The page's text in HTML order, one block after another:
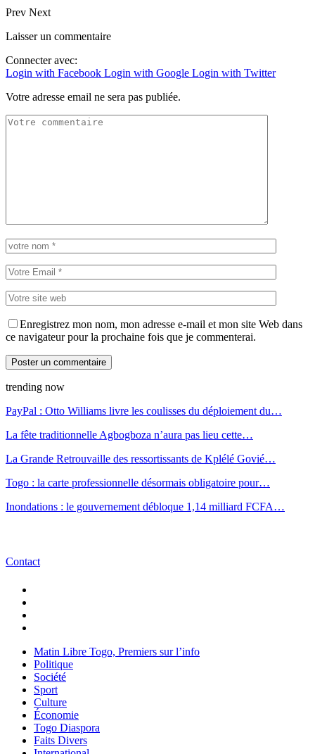
Prev Next
Laisser un commentaire
Connecter avec:
Login with Facebook Login with Google Login with Twitter
Votre adresse email ne sera pas publiée.
Enregistrez mon nom, mon adresse e-mail et mon site Web dans
ce navigateur pour la prochaine fois que je commenterai.
trending now
PayPal : Otto Williams livre les coulisses du déploiement du…
La fête traditionnelle Agbogboza n’aura pas lieu cette…
La Grande Retrouvaille des ressortissants de Kplélé Govié…
Togo : la carte professionnelle désormais obligatoire pour…
Inondations : le gouvernement débloque 1,14 milliard FCFA…
Contact
Matin Libre Togo, Premiers sur l’info
Politique
Société
Sport
Culture
Économie
Togo Diaspora
Faits Divers